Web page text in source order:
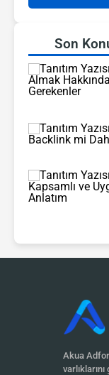
Son
Akua